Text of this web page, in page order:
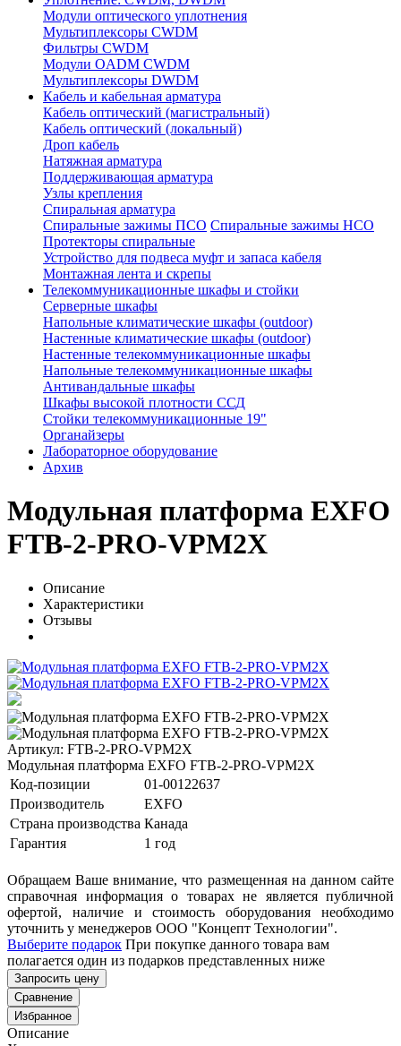
Модули оптического уплотнения
Мультиплексоры CWDM
Фильтры CWDM
Модули OADM CWDM
Мультиплексоры DWDM
Кабель и кабельная арматура
Кабель оптический (магистральный)
Кабель оптический (локальный)
Дроп кабель
Натяжная арматура
Поддерживающая арматура
Узлы крепления
Спиральная арматура
Спиральные зажимы ПСО Спиральные зажимы НСО
Протекторы спиральные
Устройство для подвеса муфт и запаса кабеля
Монтажная лента и скрепы
Телекоммуникационные шкафы и стойки
Серверные шкафы
Напольные климатические шкафы (outdoor)
Настенные климатические шкафы (outdoor)
Настенные телекоммуникационные шкафы
Напольные телекоммуникационные шкафы
Антивандальные шкафы
Шкафы высокой плотности ССД
Стойки телекоммуникационные 19"
Органайзеры
Лабораторное оборудование
Архив
Модульная платформа EXFO
FTB-2-PRO-VPM2X
Описание
Характеристики
Отзывы
Артикул: FTB-2-PRO-VPM2X
Модульная платформа EXFO FTB-2-PRO-VPM2X
Код-позиции
01-00122637
Производитель
EXFO
Страна производства Канада
Гарантия
1 год
Обращаем Ваше внимание, что размещенная на данном сайте
справочная информация о товарах не является публичной
офертой, наличие и стоимость оборудования необходимо
уточнить у менеджеров ООО "Концепт Технологии".
Выберите подарок При покупке данного товара вам
полагается один из подарков представленных ниже
Запросить цену
Сравнение
Избранное
Описание